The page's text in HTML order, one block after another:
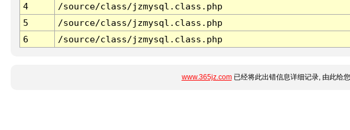
4
/source/class/jzmysql.class.php
5
/source/class/jzmysql.class.php
6
/source/class/jzmysql.class.php
www.365jz.com已经将此出错信息详细记录, 由此给